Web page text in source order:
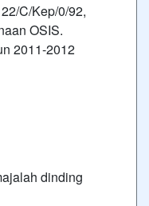
C/Kep/0/92,
OSIS.
2011-2012
dinding